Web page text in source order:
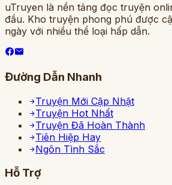
uTruyen là nền tảng đọc truyện
đầu. Kho truyện phong phú được
ngày với nhiều thể loại hấp dẫn.
Đường Dẫn Nhanh
Truyện Mới Cập Nhật
Truyện Hot Nhất
Truyện Đã Hoàn Thành
Tiên Hiệp Hay
Ngôn Tình Sắc
Hỗ Trợ